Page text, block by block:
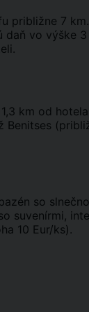
približne 7
vo výške
km od
so
suvenírmi,
10 Eur/ks).